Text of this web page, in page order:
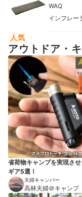
WAQ
インフレー
人気
アウトドア・
省荷物キャンプを実現さ
ギア5選！
夫婦キャンパー
高林夫婦＠キャンプ